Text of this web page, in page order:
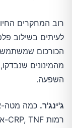
רוב המחקרים
לעיתים בשילוב
הכורכום
מהמינונים
השפעה.
ג'ינג'ר. כמה מטה-